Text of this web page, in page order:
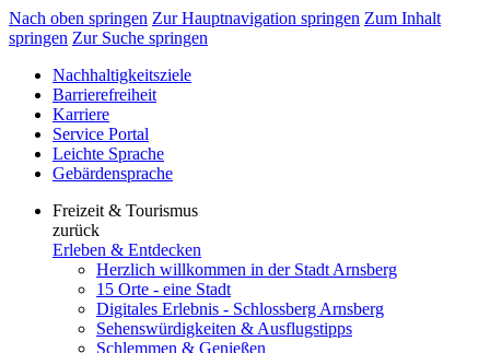
Nach oben springen Zur Hauptnavigation springen Zum Inhalt
springen Zur Suche springen
Nachhaltigkeitsziele
Barrierefreiheit
Karriere
Service Portal
Leichte Sprache
Gebärdensprache
Freizeit & Tourismus
zurück
Erleben & Entdecken
Herzlich willkommen in der Stadt Arnsberg
15 Orte - eine Stadt
Digitales Erlebnis - Schlossberg Arnsberg
Sehenswürdigkeiten & Ausflugstipps
Schlemmen & Genießen